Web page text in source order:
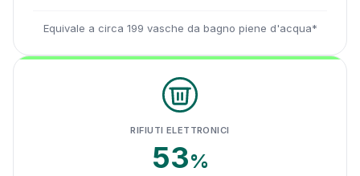
Equivale a circa 199 vasche da bagno piene d'acqua*
RIFIUTI ELETTRONICI
53%